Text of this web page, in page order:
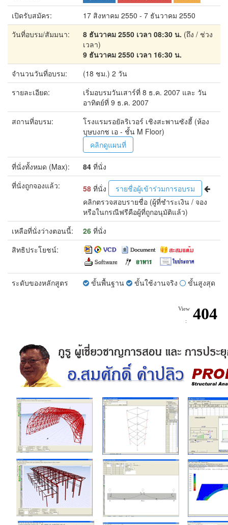
เปิดรับสมัคร:
17 สิงหาคม 2550 - 7 ธันวาคม 2550
วันที่อบรม/สัมมนา:
8 ธันวาคม 2550 เวลา 08:30 น. (ถึง / ช่วง
เวลา)
9 ธันวาคม 2550 เวลา 16:30 น.
จำนวนวันที่อบรม:
(18 ชม.) 2 วัน
รายละเอียด:
เริ่มอบรมวันเสาร์ที่ 8 ธ.ค. 2007 และ วัน
อาทิตย์ที่ 9 ธ.ค. 2007
สถานที่อบรม:
โรงแรมรอยัลริเวอร์ เชิงสะพานซังฮี้ (ห้อง
บุษบงกช เอ - ชั้น M Floor)
คลิกดูแผนที่
ที่นั่งทั้งหมด (Max): 84 ที่นั่ง
ที่นั่งถูกจองแล้ว:
58 ที่นั่ง
รายชื่อผู้เข้าร่วมการอบรม
คลิกตรวจสอบรายชื่อ (ผู้ที่ชำระเงิน / จอง
หรือในกรณีฟรีคือผู้ที่ถูกอนุมัติแล้ว)
เหลือที่นั่งว่างตอนนี้:
26 ที่นั่ง
สิทธิประโยชน์:
ระดับของหลักสูตร ขั้นพื้นฐาน ขั้นใช้งานจริง ขั้นสูงสุด
View
: